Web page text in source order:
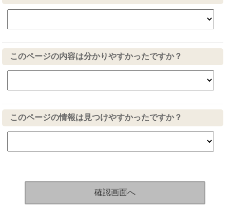
このページの内容は分かりやすかったですか？
このページの情報は見つけやすかったですか？